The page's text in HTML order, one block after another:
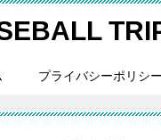
プライバシーポリシー